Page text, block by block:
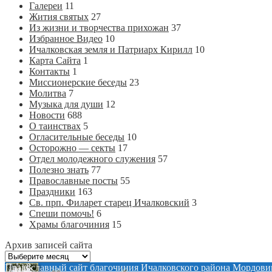
Галереи 11
Жития святых 27
Из жизни и творчества прихожан 37
Избранное Видео 10
Ичалковская земля и Патриарх Кирилл 10
Карта Сайта 1
Контакты 1
Миссионерские беседы 23
Молитва 7
Музыка для души 12
Новости 688
О таинствах 5
Огласительные беседы 10
Осторожно — секты 17
Отдел молодежного служения 57
Полезно знать 77
Православные посты 55
Праздники 163
Св. прп. Филарет старец Ичалковский 3
Спеши помочь! 6
Храмы благочиния 15
Архив записей сайта
Архив
записей
Православный сайт благочиния Ичалковского района